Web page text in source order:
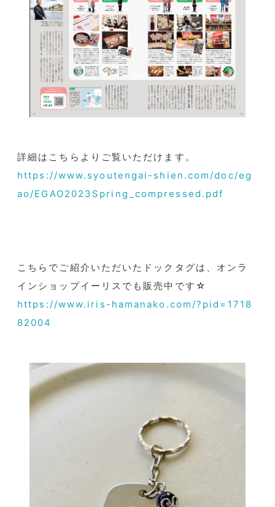
詳細はこちらよりご覧いただけます。
https://www.syoutengai-shien.com/doc/eg
ao/EGAO2023Spring_compressed.pdf
こちらでご紹介いただいたドックタグは、オンラ
インショップイーリスでも販売中です☆
https://www.iris-hamanako.com/?pid=1718
82004